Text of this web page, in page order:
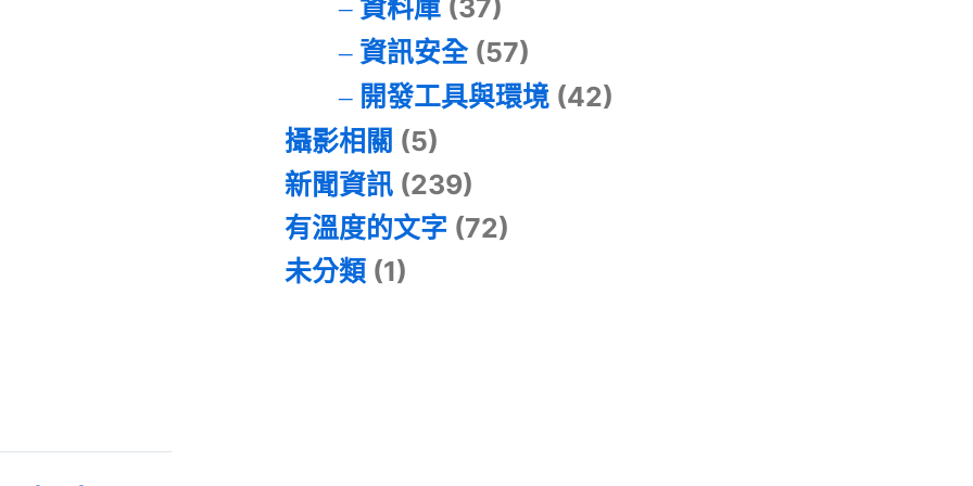
資料庫(37)
資訊安全(57)
開發工具與環境(42)
攝影相關 (5)
新聞資訊 (239)
有溫度的文字 (72)
未分類 (1)